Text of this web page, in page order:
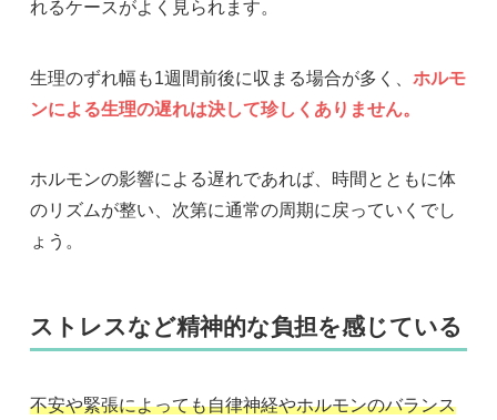
れるケースがよく見られます。
生理のずれ幅も1週間前後に収まる場合が多く、 ホルモ
ンによる生理の遅れは決して珍しくありません。
ホルモンの影響による遅れであれば、時間とともに体
のリズムが整い、次第に通常の周期に戻っていくでし
ょう。
ストレスなど精神的な負担を感じている
不安や緊張によっても自律神経やホルモンのバランス